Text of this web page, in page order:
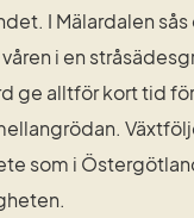
I Mälardalen
i en
ge alltför kort tid
som i